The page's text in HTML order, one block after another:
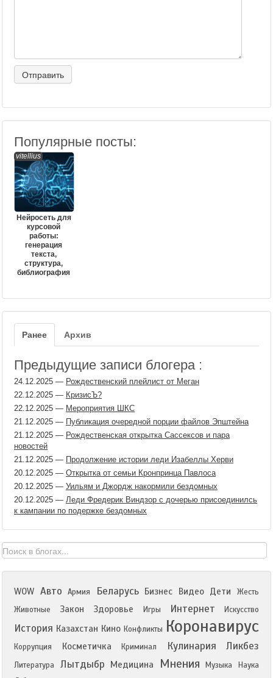
Популярные посты:
vitellius
Нейросеть для
курсовой
работы:
генерация
текста,
структура,
библиография
Ранее Архив
Предыдущие записи блогера :
24.12.2025 — Рождественский плейлист от Меган
22.12.2025 — КризисЪ?
22.12.2025 — Мероприятия ШКС
21.12.2025 — Публикация очередной порции файлов Эпштейна
21.12.2025 — Рождественская открытка Сассексов и пара
новостей
21.12.2025 — Продолжение истории леди Изабеллы Херви
20.12.2025 — Открытка от семьи Кронпринца Павлоса
20.12.2025 — Уильям и Джордж накормили бездомных
20.12.2025 — Леди Фредерик Виндзор с дочерью присоединилсь
к кампании по подержке бездомных
WOW Авто Армия Беларусь Бизнес Видео Дети
Жесть
Животные
Закон Здоровье Игры Интернет Искусство
История Казахстан Кино Конфликты Коронавирус
Коррупция Косметичка Криминал Кулинария Ликбез
Литература Лытдыбр Медицина Мнения Музыка Наука